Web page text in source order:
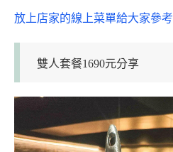
放上店家的線上菜單給大家參考
雙人套餐1690元分享